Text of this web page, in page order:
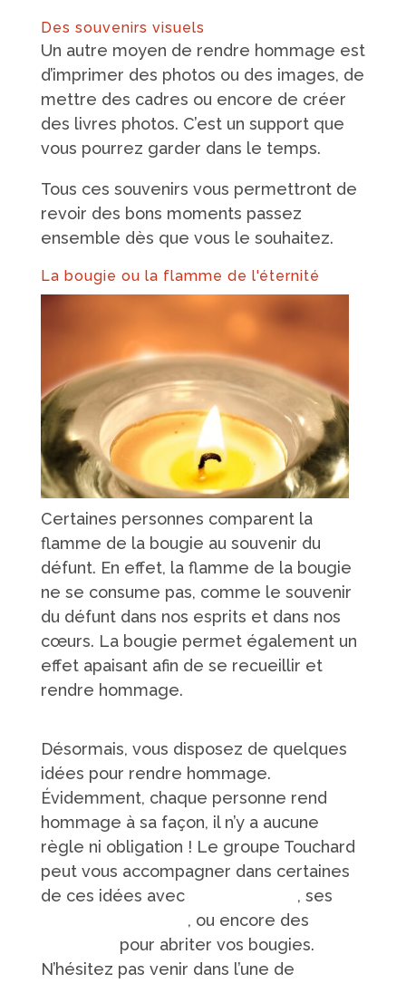
Des souvenirs visuels
Un autre moyen de rendre hommage est
d’imprimer des photos ou des images, de
mettre des cadres ou encore de créer
des livres photos. C’est un support que
vous pourrez garder dans le temps.
Tous ces souvenirs vous permettront de
revoir des bons moments passez
ensemble dès que vous le souhaitez.
La bougie ou la flamme de l'éternité
Certaines personnes comparent la
flamme de la bougie au souvenir du
défunt. En effet, la flamme de la bougie
ne se consume pas, comme le souvenir
du défunt dans nos esprits et dans nos
cœurs. La bougie permet également un
effet apaisant afin de se recueillir et
rendre hommage.
Désormais, vous disposez de quelques
idées pour rendre hommage.
Évidemment, chaque personne rend
hommage à sa façon, il n’y a aucune
règle ni obligation ! Le groupe Touchard
peut vous accompagner dans certaines
de ces idées avec
, ses
, ou encore des
pour abriter vos bougies.
N’hésitez pas venir dans l’une de